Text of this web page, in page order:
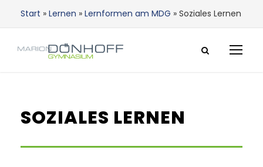
Start » Lernen » Lernformen am MDG » Soziales Lernen
SOZIALES LERNEN